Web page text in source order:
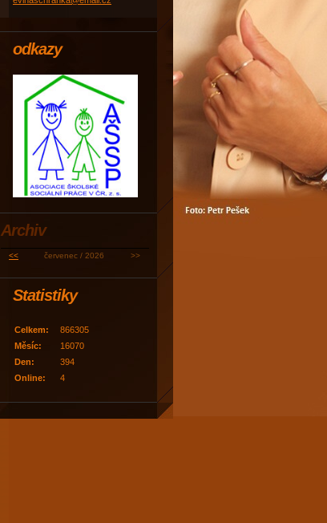
odkazy
Archiv
<< červenec / 2026 >>
Statistiky
Online: 4
Celkem:
866305
Měsíc:
16070
Den:
394